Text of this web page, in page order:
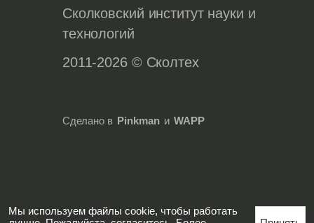
Сколковский институт науки и
технологий
2011-2026 © Сколтех
Сделано в Pinkman и WAPP
Мы используем файлы cookie, чтобы работать